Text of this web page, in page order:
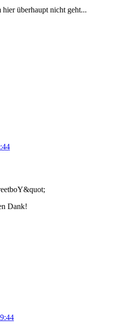
überhaupt nicht geht...
Dank!